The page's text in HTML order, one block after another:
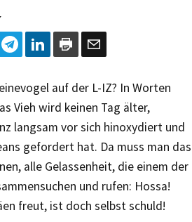
auf der L-IZ? In Worten
Vieh wird keinen Tag älter,
langsam vor sich hinoxydiert und
gefordert hat. Da muss man das
alle Gelassenheit, die einem der
und rufen: Hossa!
freut, ist doch selbst schuld!